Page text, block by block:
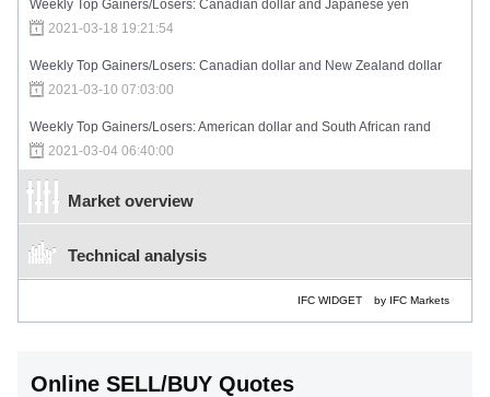
Weekly Top Gainers/Losers: Canadian dollar and Japanese yen
2021-03-18 19:21:54
Weekly Top Gainers/Losers: Canadian dollar and New Zealand dollar
2021-03-10 07:03:00
Weekly Top Gainers/Losers: American dollar and South African rand
2021-03-04 06:40:00
Market overview
Technical analysis
IFC WIDGET by IFC Markets
Online SELL/BUY Quotes